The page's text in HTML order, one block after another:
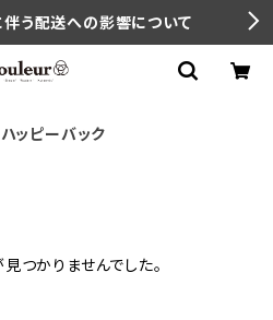
う配送への影響について
ッピーバック
つかりませんでした。